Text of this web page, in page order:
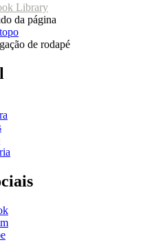
Library
da página
de rodapé